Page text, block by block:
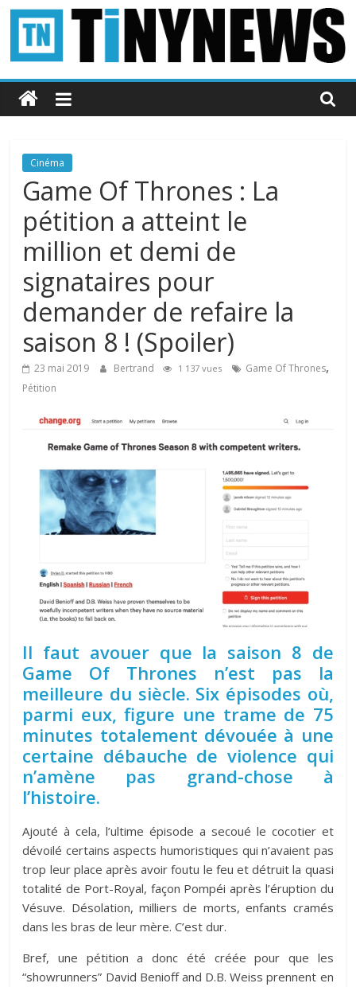
Passer
contenu
Tinynews
Le
belge
connecté
Cinéma
Game Of Thrones : La
pétition a atteint le
million et demi de
signataires pour
demander de refaire la
saison 8 ! (Spoiler)
23 mai 2019 Bertrand 1 137 vues Game Of Thrones,
Pétition
Il faut avouer que la saison 8 de
Game Of Thrones n’est pas la
meilleure du siècle. Six épisodes où,
parmi eux, figure une trame de 75
minutes totalement dévouée à une
certaine débauche de violence qui
n’amène pas grand-chose à
l’histoire.
Ajouté à cela, l’ultime épisode a secoué le cocotier et
dévoilé certains aspects humoristiques qui n’avaient pas
trop leur place après avoir foutu le feu et détruit la quasi
totalité de Port-Royal, façon Pompéi après l’éruption du
Vésuve. Désolation, milliers de morts, enfants cramés
dans les bras de leur mère. C’est dur.
Bref, une pétition a donc été créée pour que les
“showrunners” David Benioff and D.B. Weiss prennent en